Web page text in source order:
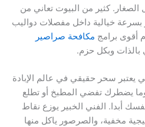
الصغار. كثير من البيوت تعاني من
بسرعة خيالية داخل مفصلات دواليب
أقوى برامج مكافحة صراصير
بالذات وبكل حزم.
يعتبر سحر حقيقي في عالم الإبادة
يضطرك تفضي المطبخ أو تطلع
أبدا. الفني الخبير يوزع نقاط
مخفية، والصرصور ياكل منها